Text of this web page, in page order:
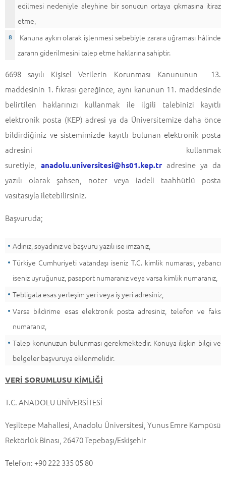
edilmesi nedeniyle aleyhine bir sonucun ortaya çıkmasına itiraz
etme,
Kanuna aykırı olarak işlenmesi sebebiyle zarara uğraması hâlinde
zararın giderilmesini talep etme haklarına sahiptir.
6698 sayılı Kişisel Verilerin Korunması Kanununun 13.
maddesinin 1. fıkrası gereğince, aynı kanunun 11. maddesinde
belirtilen haklarınızı kullanmak ile ilgili talebinizi kayıtlı
elektronik posta (KEP) adresi ya da Üniversitemize daha önce
bildirdiğiniz ve sistemimizde kayıtlı bulunan elektronik posta
adresini kullanmak
suretiyle, anadolu.universitesi@hs01.kep.tr adresine ya da
yazılı olarak şahsen, noter veya iadeli taahhütlü posta
vasıtasıyla iletebilirsiniz.
Başvuruda;
Adınız, soyadınız ve başvuru yazılı ise imzanız,
Türkiye Cumhuriyeti vatandaşı iseniz T.C. kimlik numarası, yabancı
iseniz uyruğunuz, pasaport numaranız veya varsa kimlik numaranız,
Tebligata esas yerleşim yeri veya iş yeri adresiniz,
Varsa bildirime esas elektronik posta adresiniz, telefon ve faks
numaranız,
Talep konunuzun bulunması gerekmektedir. Konuya ilişkin bilgi ve
belgeler başvuruya eklenmelidir.
VERİ SORUMLUSU KİMLİĞİ
T.C. ANADOLU ÜNİVERSİTESİ
Yeşiltepe Mahallesi, Anadolu Üniversitesi, Yunus Emre Kampüsü
Rektörlük Binası, 26470 Tepebaşı/Eskişehir
Telefon: +90 222 335 05 80